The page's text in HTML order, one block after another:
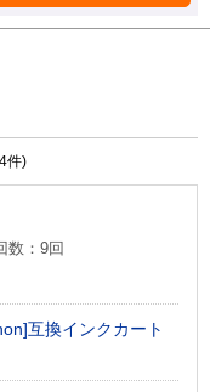
件)
数：9回
互換インクカート